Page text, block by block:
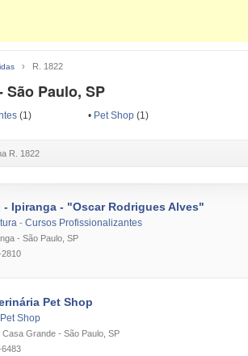
› R. 1822
São Paulo, SP
(1) • Pet Shop(1)
R. 1822
- Ipiranga - "Oscar Rodrigues Alves"
- Cursos Profissionalizantes
- São Paulo, SP
2810
Pet Shop
Pet Shop
Grande - São Paulo, SP
6483